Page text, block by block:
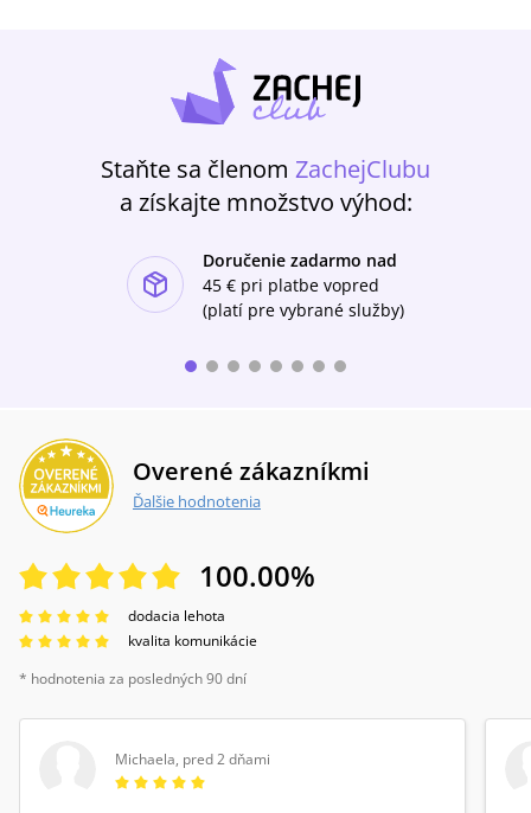
je komplexní záležitost: poznáváme dějiny
Římské říše, církve, filosofie i teologie.Poctivý
teolog pak zkoumá, co z koncilu je aktuální i
zaujme teology, historiky i všechny, kdo chtějí
svou křesťanskou víru prožívat nejen
emotivně, ale i důstojně na rovině rozumu.
Staňte sa členom ZachejClubu
a získajte množstvo výhod:
Doručenie zadarmo nad
45 € pri platbe vopred
(platí pre vybrané služby)
Overené zákazníkmi
Ďalšie hodnotenia
100.00%
dodacia lehota
kvalita komunikácie
* hodnotenia za posledných 90 dní
Michaela, pred 2 dňami